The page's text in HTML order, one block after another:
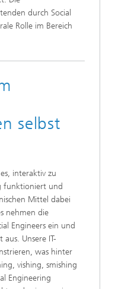
durch Social
Rolle im Bereich
selbst
interaktiv zu
funktioniert und
Mittel dabei
nehmen die
Engineers ein und
Unsere IT-
was hinter
vishing, smishing
Engineering